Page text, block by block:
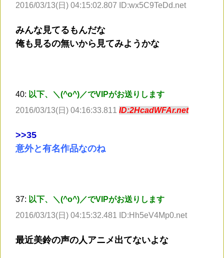
2016/03/13(日) 04:15:02.807 ID:wx5C9TeDd.net
みんな見てるもんだな
俺も見るの無いから見てみようかな
40: 以下、＼(^o^)／でVIPがお送りします
2016/03/13(日) 04:16:33.811 ID:2HcadWFAr.net
>>35
意外と有名作品なのね
37: 以下、＼(^o^)／でVIPがお送りします
2016/03/13(日) 04:15:32.481 ID:Hh5eV4Mp0.net
最近美鈴の声の人アニメ出てないよな